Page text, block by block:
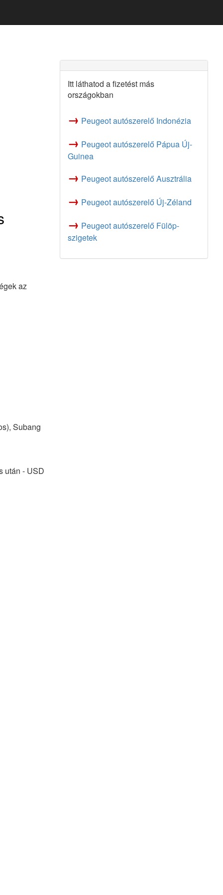
az
Subang
után - USD
Itt láthatod a fizetést más
országokban
→ Peugeot autószerelő Indonézia
→ Peugeot autószerelő Pápua Új-
Guinea
→ Peugeot autószerelő Ausztrália
→ Peugeot autószerelő Új-Zéland
→ Peugeot autószerelő Fülöp-
szigetek